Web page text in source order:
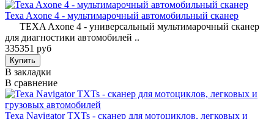
Texa Axone 4 - мультимарочный автомобильный сканер
TEXA Axone 4 - универсальный мультимарочный сканер
для диагностики автомобилей ..
335351 руб
В закладки
В сравнение
Texa Navigator TXTs - сканер для мотоциклов, легковых и